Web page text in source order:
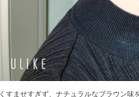
くすませすぎず、ナチュラルなブラウン